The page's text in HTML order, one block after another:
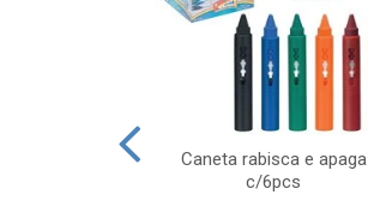
Caneta rabisca e apaga
c/6pcs